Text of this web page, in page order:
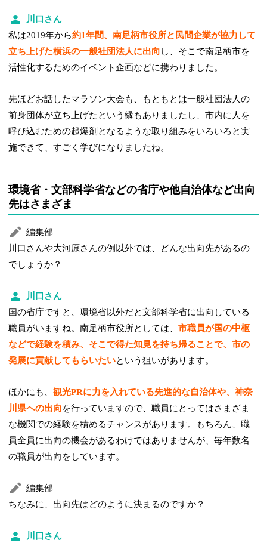
川口さん
私は2019年から約1年間、南足柄市役所と民間企業が協力して
立ち上げた横浜の一般社団法人に出向 し、そこで南足柄市を
活性化するためのイベント企画などに携わりました。
先ほどお話したマラソン大会も、もともとは一般社団法人の
前身団体が立ち上げたという縁もありましたし、市内に人を
呼び込むための起爆剤となるような取り組みをいろいろと実
施できて、すごく学びになりましたね。
環境省・文部科学省などの省庁や他自治体など出向
先はさまざま
編集部
川口さんや大河原さんの例以外では、どんな出向先があるの
でしょうか？
川口さん
国の省庁ですと、環境省以外だと文部科学省に出向している
職員がいますね。南足柄市役所としては、市職員が国の中枢
などで経験を積み、そこで得た知見を持ち帰ることで、市の
発展に貢献してもらいたいという狙いがあります。
ほかにも、観光PRに力を入れている先進的な自治体や、神奈
川県への出向を行っていますので、職員にとってはさまざま
な機関での経験を積めるチャンスがあります。もちろん、職
員全員に出向の機会があるわけではありませんが、毎年数名
の職員が出向をしています。
編集部
ちなみに、出向先はどのように決まるのですか？
川口さん